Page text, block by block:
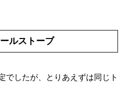
ルストーブ
でしたが、とりあえずは同じト